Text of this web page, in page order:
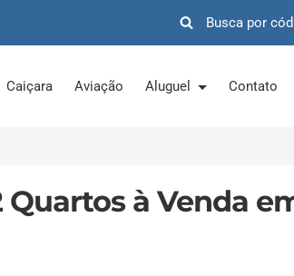
Caiçara Aviação Aluguel Contato
à Venda